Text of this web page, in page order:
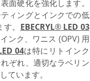
面硬化を強化します。
ィングとインクでの低
。 EBECRYL®LED 03
ンク、ワニス (OPV) 用
04は特にリトインク
ぞれ、適切なラベリン
ています。